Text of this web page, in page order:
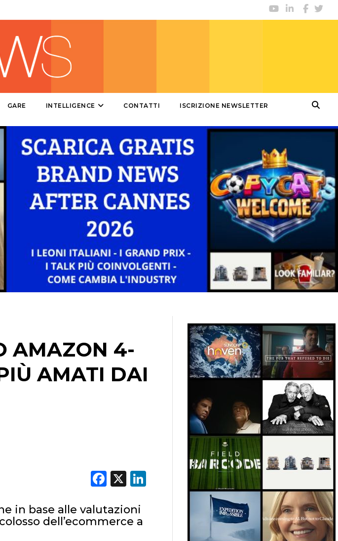
GARE INTELLIGENCE CONTATTI ISCRIZIONE NEWSLETTER
AMAZON 4-
AMATI DAI
Facebook
X LinkedIn
in base alle valutazioni
dell’ecommerce a